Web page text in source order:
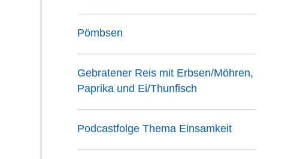
Pömbsen
Gebratener Reis mit Erbsen/Möhren,
Paprika und Ei/Thunfisch
Podcastfolge Thema Einsamkeit